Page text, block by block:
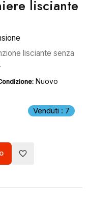
lisciante
lisciante senza
Nuovo
Venduti : 7
favorite_border